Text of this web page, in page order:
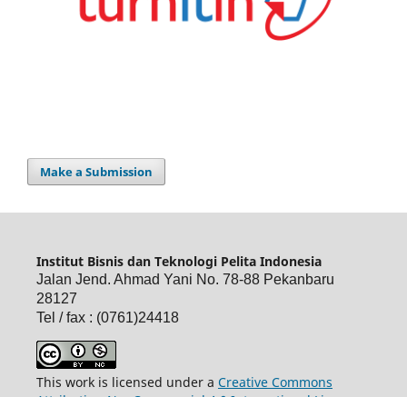
Make a Submission
Institut Bisnis dan Teknologi Pelita Indonesia
Jalan Jend. Ahmad Yani No. 78-88 Pekanbaru
28127
Tel / fax : (0761)24418
This work is licensed under a Creative Commons